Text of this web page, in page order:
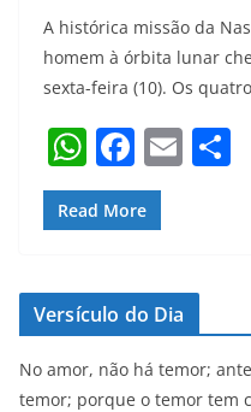
A histórica missão da
homem à órbita lunar
sexta-feira (10). Os quatro
W
h
at
A
p
p
F
a
c
b
o
o
E
Read More
Versículo do Dia
No amor, não há temor;
temor; porque o temor tem